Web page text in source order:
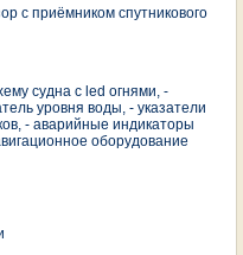
с приёмником спутникового
судна с led огнями, -
уровня воды, - указатели
- аварийные индикаторы
оборудование